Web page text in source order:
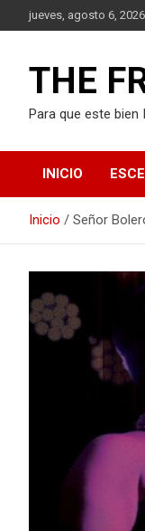
Saltar
al
jueves, agosto 6, 2026
THE
Para que este bien
INICIO
Inicio Señor